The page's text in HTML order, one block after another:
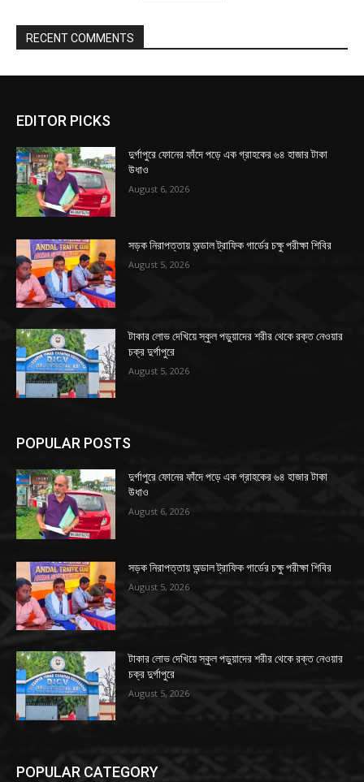
RECENT COMMENTS
EDITOR PICKS
দুর্গাপুরে ফোনের ফাঁদে পড়ে এক গ্রাহকের ৬৪ হাজার টাকা
উধাও
August 6, 2026
সড়ক নিরাপত্তায় অন্ডাল ট্রাফিক গার্ডের চক্ষু পরীক্ষা শিবির
August 5, 2026
টাকার লোভ দেখিয়ে স্কুল পড়ুয়াদের শরীর থেকে রক্ত নেওয়ার
চক্র দুর্গাপুরে
August 5, 2026
POPULAR POSTS
দুর্গাপুরে ফোনের ফাঁদে পড়ে এক গ্রাহকের ৬৪ হাজার টাকা
উধাও
August 6, 2026
সড়ক নিরাপত্তায় অন্ডাল ট্রাফিক গার্ডের চক্ষু পরীক্ষা শিবির
August 5, 2026
টাকার লোভ দেখিয়ে স্কুল পড়ুয়াদের শরীর থেকে রক্ত নেওয়ার
চক্র দুর্গাপুরে
August 5, 2026
POPULAR CATEGORY